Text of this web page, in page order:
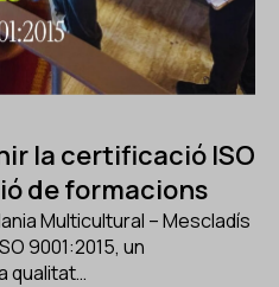
la certificació ISO
de formacions
Multicultural – Mescladís
9001:2015, un
qualitat…